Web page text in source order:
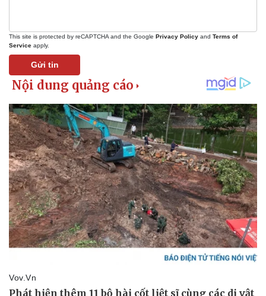
Thể thao
Bóng đá
Lịch thi đấu bóng đá
Thế giới thể thao
eSports
Hậu trường
Ô tô - Xe máy
Ô tô
Xe máy
Tư vấn
This site is protected by reCAPTCHA and the Google Privacy Policy and Terms of
Service apply.
Gửi tin